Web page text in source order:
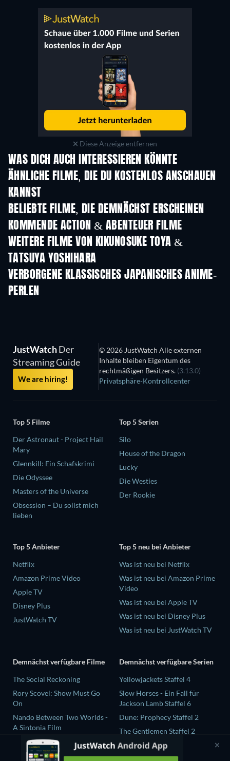
Diese Anzeige entfernen
WAS DICH AUCH INTERESSIEREN KÖNNTE
Serie
ÄHNLICHE FILME, DIE DU KOSTENLOS ANSCHAUEN
KANNST
BELIEBTE FILME, DIE DEMNÄCHST ERSCHEINEN
KOMMENDE ACTION & ABENTEUER FILME
WEITERE FILME VON KIKUNOSUKE TOYA &
TATSUYA YOSHIHARA
VERBORGENE KLASSISCHES JAPANISCHES ANIME-
PERLEN
JustWatchDer
Streaming Guide
We are hiring!
© 2026 JustWatch Alle externen
Inhalte bleiben Eigentum des
rechtmäßigen Besitzers. (3.13.0)
Privatsphäre-Kontrollcenter
Top 5 Filme
Der Astronaut - Project Hail
Mary
Glennkill: Ein Schafskrimi
Die Odyssee
Masters of the Universe
Obsession – Du sollst mich
lieben
Top 5 Serien
Silo
House of the Dragon
Lucky
Die Westies
Der Rookie
Top 5 Anbieter
Netflix
Amazon Prime Video
Apple TV
Disney Plus
JustWatch TV
Top 5 neu bei Anbieter
Was ist neu bei Netflix
Was ist neu bei Amazon Prime
Video
Was ist neu bei Apple TV
Was ist neu bei Disney Plus
Was ist neu bei JustWatch TV
Demnächst verfügbare Filme
The Social Reckoning
Rory Scovel: Show Must Go
On
Nando Between Two Worlds -
A Sintonia Film
Sunny Dancer
Finding Connection
Demnächst verfügbare Serien
Yellowjackets Staffel 4
Slow Horses - Ein Fall für
Jackson Lamb Staffel 6
Dune: Prophecy Staffel 2
The Gentlemen Staffel 2
Love Is Blind: UK Staffel 3